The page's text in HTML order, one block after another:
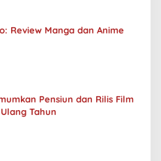
Review Manga dan Anime
Pensiun dan Rilis Film
Tahun